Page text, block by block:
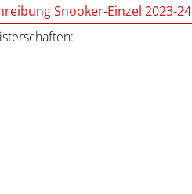
Snooker-Einzel 2023-24